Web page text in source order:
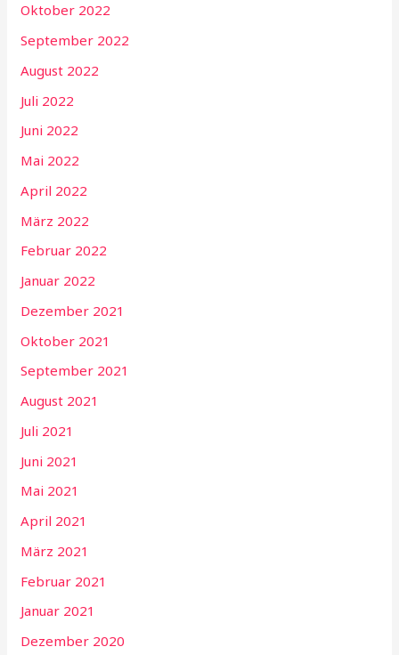
Oktober 2022
September 2022
August 2022
Juli 2022
Juni 2022
Mai 2022
April 2022
März 2022
Februar 2022
Januar 2022
Dezember 2021
Oktober 2021
September 2021
August 2021
Juli 2021
Juni 2021
Mai 2021
April 2021
März 2021
Februar 2021
Januar 2021
Dezember 2020